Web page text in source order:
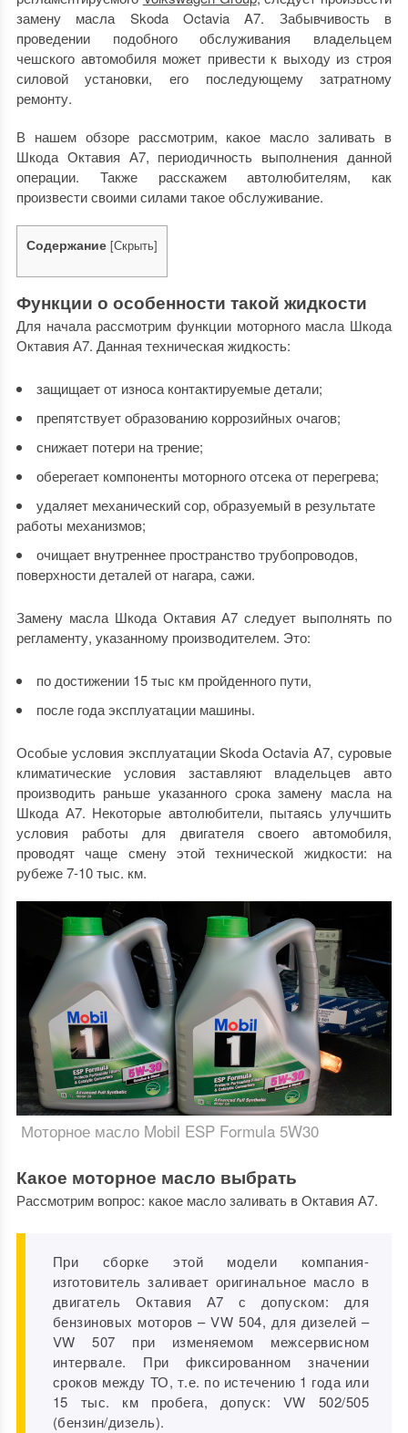
замену масла Skoda Octavia A7. Забывчивость в
проведении подобного обслуживания владельцем
чешского автомобиля может привести к выходу из строя
силовой установки, его последующему затратному
ремонту.
В нашем обзоре рассмотрим, какое масло заливать в
Шкода Октавия А7, периодичность выполнения данной
операции. Также расскажем автолюбителям, как
произвести своими силами такое обслуживание.
Содержание [Скрыть]
Функции о особенности такой жидкости
Для начала рассмотрим функции моторного масла Шкода
Октавия А7. Данная техническая жидкость:
защищает от износа контактируемые детали;
препятствует образованию коррозийных очагов;
снижает потери на трение;
оберегает компоненты моторного отсека от перегрева;
удаляет механический сор, образуемый в результате
работы механизмов;
очищает внутреннее пространство трубопроводов,
поверхности деталей от нагара, сажи.
Замену масла Шкода Октавия А7 следует выполнять по
регламенту, указанному производителем. Это:
по достижении 15 тыс км пройденного пути,
после года эксплуатации машины.
Особые условия эксплуатации Skoda Octavia A7, суровые
климатические условия заставляют владельцев авто
производить раньше указанного срока замену масла на
Шкода А7. Некоторые автолюбители, пытаясь улучшить
условия работы для двигателя своего автомобиля,
проводят чаще смену этой технической жидкости: на
рубеже 7-10 тыс. км.
Моторное масло Mobil ESP Formula 5W30
Какое моторное масло выбрать
Рассмотрим вопрос: какое масло заливать в Октавия А7.
При сборке этой модели компания-
изготовитель заливает оригинальное масло в
двигатель Октавия А7 с допуском: для
бензиновых моторов – VW 504, для дизелей –
VW 507 при изменяемом межсервисном
интервале. При фиксированном значении
сроков между ТО, т.е. по истечению 1 года или
15 тыс. км пробега, допуск: VW 502/505
(бензин/дизель).